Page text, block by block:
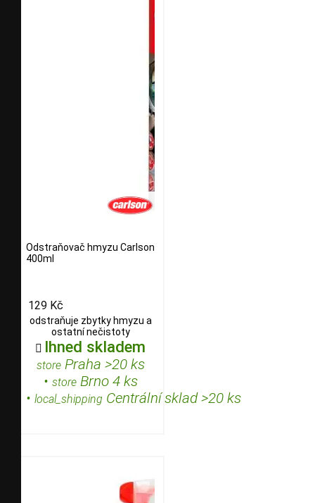
Odstraňovač hmyzu Carlson
400ml
129 Kč
odstraňuje zbytky hmyzu a
ostatní nečistoty
 Ihned skladem
storePraha >20 ks
• storeBrno 4 ks
• local_shipping Centrální sklad >20 ks